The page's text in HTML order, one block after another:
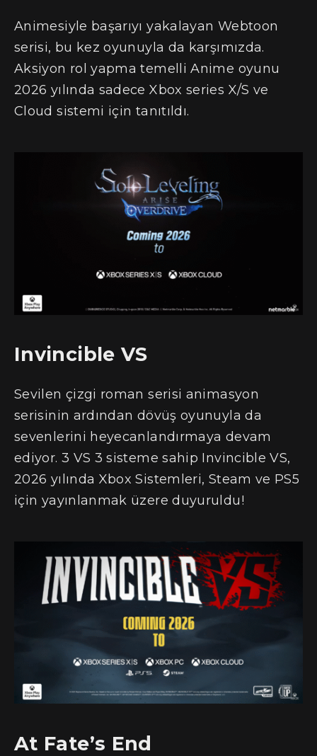
Animesiyle başarıyı yakalayan Webtoon
serisi, bu kez oyunuyla da karşımızda.
Aksiyon rol yapma temelli Anime oyunu
2026 yılında sadece Xbox series X/S ve
Cloud sistemi için tanıtıldı.
Invincible VS
Sevilen çizgi roman serisi animasyon
serisinin ardından dövüş oyunuyla da
sevenlerini heyecanlandırmaya devam
ediyor. 3 VS 3 sisteme sahip Invincible VS,
2026 yılında Xbox Sistemleri, Steam ve PS5
için yayınlanmak üzere duyuruldu!
At Fate’s End